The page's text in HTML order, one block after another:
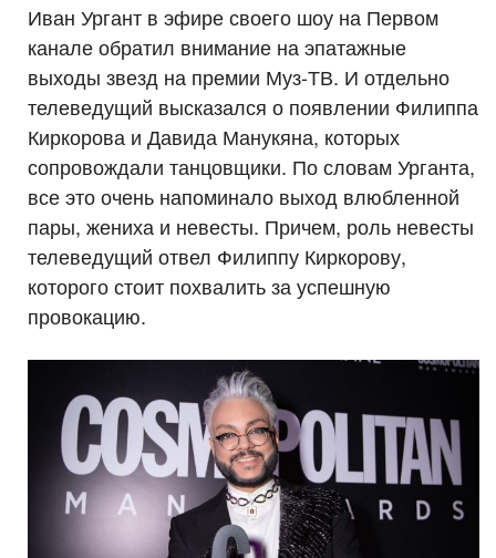
Иван Ургант в эфире своего шоу на Первом
канале обратил внимание на эпатажные
выходы звезд на премии Муз-ТВ. И отдельно
телеведущий высказался о появлении Филиппа
Киркорова и Давида Манукяна, которых
сопровождали танцовщики. По словам Урганта,
все это очень напоминало выход влюбленной
пары, жениха и невесты. Причем, роль невесты
телеведущий отвел Филиппу Киркорову,
которого стоит похвалить за успешную
провокацию.